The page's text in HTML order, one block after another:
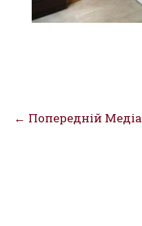
Навігація
← Попередній Медіа